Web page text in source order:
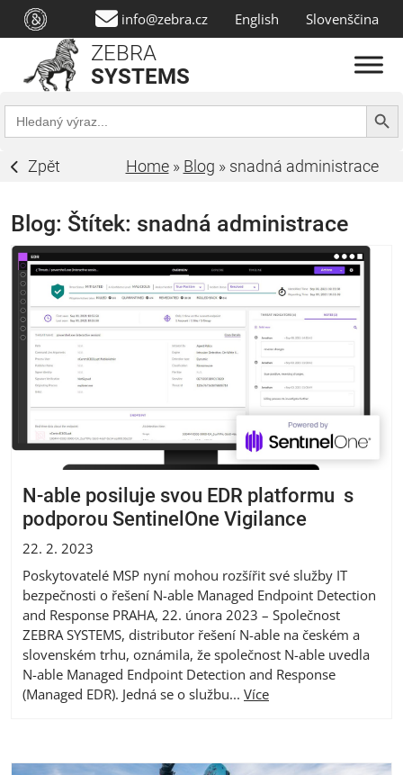
info@zebra.cz English Slovenščina
ZEBRA
SYSTEMS
Search
for:
Search
Zpět Home» Blog » snadná administrace
Blog: Štítek: snadná administrace
N-able posiluje svou EDR platformu s
podporou SentinelOne Vigilance
22. 2. 2023
Poskytovatelé MSP nyní mohou rozšířit své služby IT
bezpečnosti o řešení N-able Managed Endpoint Detection
and Response PRAHA, 22. února 2023 – Společnost
ZEBRA SYSTEMS, distributor řešení N-able na českém a
slovenském trhu, oznámila, že společnost N-able uvedla
N-able Managed Endpoint Detection and Response
(Managed EDR). Jedná se o službu... Více